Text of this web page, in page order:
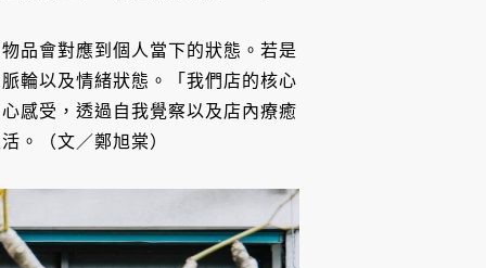
品會對應到個人當下的狀態。若是
輪以及情緒狀態。「我們店的核心
感受，透過自我覺察以及店內療癒
。（文／鄭旭棠）